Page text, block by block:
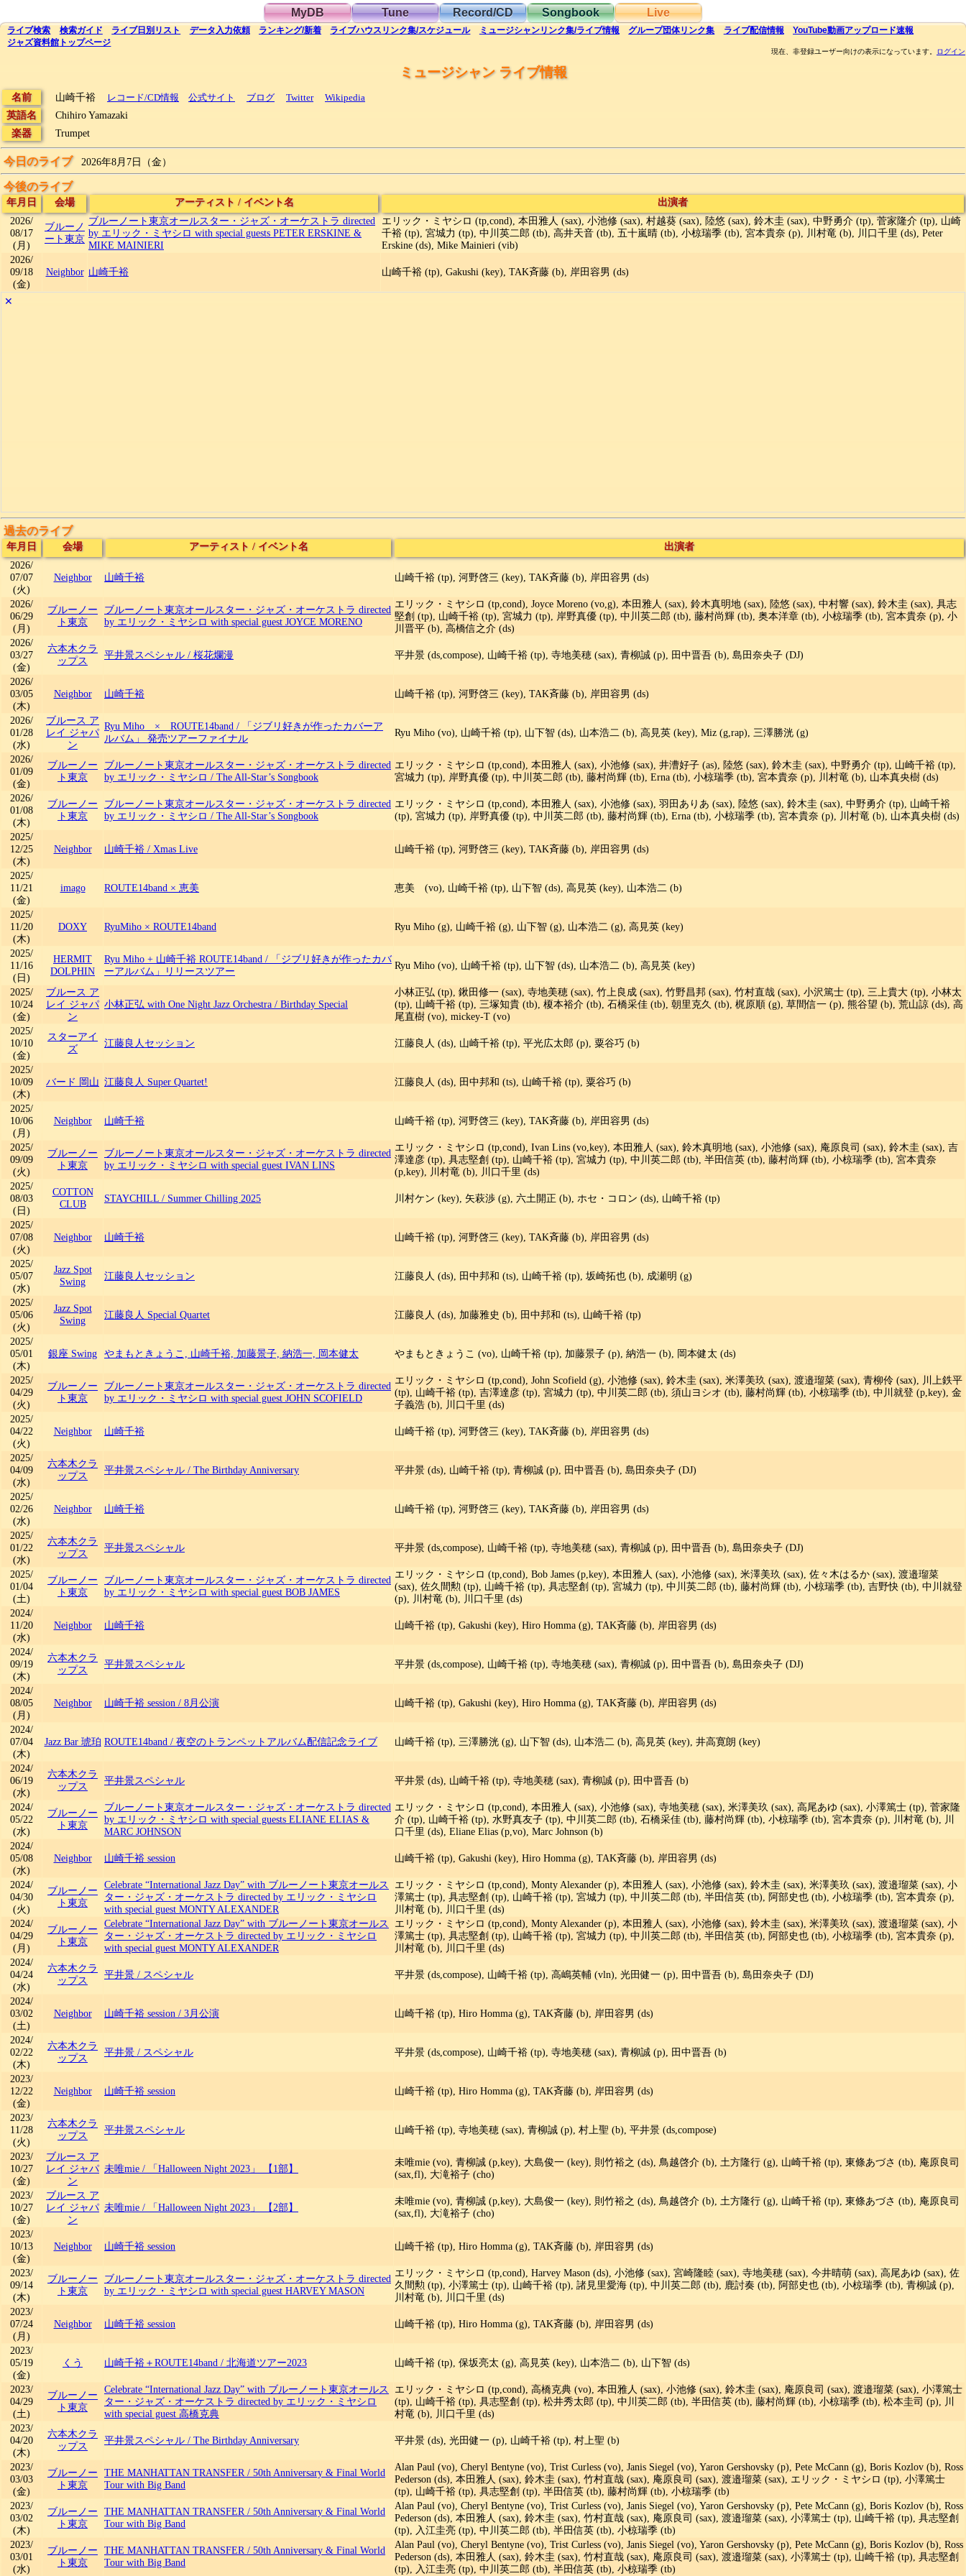
MyDB Tune Record/CD Songbook Live
ライブ検索 検索ガイド ライブ日別 リスト データ入力依頼 ランキング/新着 ライブハウス リンク集/スケジュール ミュージシャンリンク集/ライブ情報 グループ団体リンク集 ライブ配信情報 YouTube動画アップロード速報
ジャズ資料館 トップページ
現在、非登録ユーザー向けの表示になっています。 ログイン
ミュージシャン ライブ情報
名前 山崎千裕 レコード/CD情報 公式サイト ブログ Twitter Wikipedia
英語名
Chihiro Yamazaki
楽器
Trumpet
今日のライブ 2026年8月7日（金）
今後のライブ
年月日 会場 アーティスト / イベント名
出演者
2026/
08/17
(月)
ブルーノ
ート東京
ブルーノート東京オールスター・ジャズ・オーケストラ directed
by エリック・ミヤシロ with special guests PETER ERSKINE &
MIKE MAINIERI
エリック・ミヤシロ (tp,cond), 本田雅人 (sax), 小池修 (sax), 村越葵 (sax), 陸悠 (sax), 鈴木圭 (sax), 中野勇介 (tp), 菅家隆介 (tp), 山崎
千裕 (tp), 宮城力 (tp), 中川英二郎 (tb), 高井天音 (tb), 五十嵐晴 (tb), 小椋瑞季 (tb), 宮本貴奈 (p), 川村竜 (b), 川口千里 (ds), Peter
Erskine (ds), Mike Mainieri (vib)
2026/
09/18
(金)
Neighbor 山崎千裕 山崎千裕 (tp), Gakushi (key), TAK斉藤 (b), 岸田容男 (ds)
✕
過去のライブ
年月日 会場 アーティスト / イベント名
出演者
2026/
07/07
(火)
Neighbor 山崎千裕 山崎千裕 (tp), 河野啓三 (key), TAK斉藤 (b), 岸田容男 (ds)
2026/
06/29
(月)
ブルーノー
ト東京
ブルーノート東京オールスター・ジャズ・オーケストラ directed
by エリック・ミヤシロ with special guest JOYCE MORENO
エリック・ミヤシロ (tp,cond), Joyce Moreno (vo,g), 本田雅人 (sax), 鈴木真明地 (sax), 陸悠 (sax), 中村響 (sax), 鈴木圭 (sax), 具志
堅創 (tp), 山崎千裕 (tp), 宮城力 (tp), 岸野真優 (tp), 中川英二郎 (tb), 藤村尚輝 (tb), 奥本洋章 (tb), 小椋瑞季 (tb), 宮本貴奈 (p), 小
川晋平 (b), 高橋信之介 (ds)
2026/
03/27
(金)
六本木クラ
ップス
平井景スペシャル / 桜花爛漫 平井景 (ds,compose), 山崎千裕 (tp), 寺地美穂 (sax), 青柳誠 (p), 田中晋吾 (b), 島田奈央子 (DJ)
2026/
03/05
(木)
Neighbor 山崎千裕 山崎千裕 (tp), 河野啓三 (key), TAK斉藤 (b), 岸田容男 (ds)
2026/
01/28
(水)
ブルース ア
レイ ジャパ
ン
Ryu Miho × ROUTE14band /
「ジブリ好きが作ったカバーア
ルバム」 発売ツアーファイナル
Ryu Miho (vo), 山崎千裕 (tp), 山下智 (ds), 山本浩二 (b), 高見英 (key), Miz (g,rap), 三澤勝洸 (g)
2026/
01/09
(金)
ブルーノー
ト東京
ブルーノート東京オールスター・ジャズ・オーケストラ directed
by エリック・ミヤシロ / The All-Star’s Songbook
エリック・ミヤシロ (tp,cond), 本田雅人 (sax), 小池修 (sax), 井漕好子 (as), 陸悠 (sax), 鈴木圭 (sax), 中野勇介 (tp), 山崎千裕 (tp),
宮城力 (tp), 岸野真優 (tp), 中川英二郎 (tb), 藤村尚輝 (tb), Erna (tb), 小椋瑞季 (tb), 宮本貴奈 (p), 川村竜 (b), 山本真央樹 (ds)
2026/
01/08
(木)
ブルーノー
ト東京
ブルーノート東京オールスター・ジャズ・オーケストラ directed
by エリック・ミヤシロ / The All-Star’s Songbook
エリック・ミヤシロ (tp,cond), 本田雅人 (sax), 小池修 (sax), 羽田ありあ (sax), 陸悠 (sax), 鈴木圭 (sax), 中野勇介 (tp), 山崎千裕
(tp), 宮城力 (tp), 岸野真優 (tp), 中川英二郎 (tb), 藤村尚輝 (tb), Erna (tb), 小椋瑞季 (tb), 宮本貴奈 (p), 川村竜 (b), 山本真央樹 (ds)
2025/
12/25
(木)
Neighbor 山崎千裕 / Xmas Live 山崎千裕 (tp), 河野啓三 (key), TAK斉藤 (b), 岸田容男 (ds)
2025/
11/21
(金)
imago ROUTE14band × 恵美 恵美 (vo), 山崎千裕 (tp), 山下智 (ds), 高見英 (key), 山本浩二 (b)
2025/
11/20
(木)
DOXY RyuMiho × ROUTE14band Ryu Miho (g), 山崎千裕 (g), 山下智 (g), 山本浩二 (g), 高見英 (key)
2025/
11/16
(日)
HERMIT
DOLPHIN
Ryu Miho + 山崎千裕 ROUTE14band /
「ジブリ好きが作ったカバ
ーアルバム」リリースツアー
Ryu Miho (vo), 山崎千裕 (tp), 山下智 (ds), 山本浩二 (b), 高見英 (key)
2025/
10/24
(金)
ブルース ア
レイ ジャパ
ン
小林正弘 with One Night Jazz Orchestra / Birthday Special
小林正弘 (tp), 鍬田修一 (sax), 寺地美穂 (sax), 竹上良成 (sax), 竹野昌邦 (sax), 竹村直哉 (sax), 小沢篤士 (tp), 三上貴大 (tp), 小林太
(tp), 山崎千裕 (tp), 三塚知貴 (tb), 榎本裕介 (tb), 石橋采佳 (tb), 朝里克久 (tb), 梶原順 (g), 草間信一 (p), 熊谷望 (b), 荒山諒 (ds), 高
尾直樹 (vo), mickey-T (vo)
2025/
10/10
(金)
スターアイ
ズ
江藤良人セッション 江藤良人 (ds), 山崎千裕 (tp), 平光広太郎 (p), 粟谷巧 (b)
2025/
10/09
(木)
バード 岡山 江藤良人 Super Quartet! 江藤良人 (ds), 田中邦和 (ts), 山崎千裕 (tp), 粟谷巧 (b)
2025/
10/06
(月)
Neighbor 山崎千裕 山崎千裕 (tp), 河野啓三 (key), TAK斉藤 (b), 岸田容男 (ds)
2025/
09/09
(火)
ブルーノー
ト東京
ブルーノート東京オールスター・ジャズ・オーケストラ directed
by エリック・ミヤシロ with special guest IVAN LINS
エリック・ミヤシロ (tp,cond), Ivan Lins (vo,key), 本田雅人 (sax), 鈴木真明地 (sax), 小池修 (sax), 庵原良司 (sax), 鈴木圭 (sax), 吉
澤達彦 (tp), 具志堅創 (tp), 山崎千裕 (tp), 宮城力 (tp), 中川英二郎 (tb), 半田信英 (tb), 藤村尚輝 (tb), 小椋瑞季 (tb), 宮本貴奈
(p,key), 川村竜 (b), 川口千里 (ds)
2025/
08/03
(日)
COTTON
CLUB
STAYCHILL / Summer Chilling 2025 川村ケン (key), 矢萩渉 (g), 六土開正 (b), ホセ・コロン (ds), 山崎千裕 (tp)
2025/
07/08
(火)
Neighbor 山崎千裕 山崎千裕 (tp), 河野啓三 (key), TAK斉藤 (b), 岸田容男 (ds)
2025/
05/07
(水)
Jazz Spot
Swing
江藤良人セッション 江藤良人 (ds), 田中邦和 (ts), 山崎千裕 (tp), 坂崎拓也 (b), 成瀬明 (g)
2025/
05/06
(火)
Jazz Spot
Swing
江藤良人 Special Quartet 江藤良人 (ds), 加藤雅史 (b), 田中邦和 (ts), 山崎千裕 (tp)
2025/
05/01
(木)
銀座 Swing やまもときょうこ, 山崎千裕, 加藤景子, 納浩一, 岡本健太 やまもときょうこ (vo), 山崎千裕 (tp), 加藤景子 (p), 納浩一 (b), 岡本健太 (ds)
2025/
04/29
(火)
ブルーノー
ト東京
ブルーノート東京オールスター・ジャズ・オーケストラ directed
by エリック・ミヤシロ with special guest JOHN SCOFIELD
エリック・ミヤシロ (tp,cond), John Scofield (g), 小池修 (sax), 鈴木圭 (sax), 米澤美玖 (sax), 渡邉瑠菜 (sax), 青柳伶 (sax), 川上鉄平
(tp), 山崎千裕 (tp), 吉澤達彦 (tp), 宮城力 (tp), 中川英二郎 (tb), 須山ヨシオ (tb), 藤村尚輝 (tb), 小椋瑞季 (tb), 中川就登 (p,key), 金
子義浩 (b), 川口千里 (ds)
2025/
04/22
(火)
Neighbor 山崎千裕 山崎千裕 (tp), 河野啓三 (key), TAK斉藤 (b), 岸田容男 (ds)
2025/
04/09
(水)
六本木クラ
ップス
平井景スペシャル / The Birthday Anniversary 平井景 (ds), 山崎千裕 (tp), 青柳誠 (p), 田中晋吾 (b), 島田奈央子 (DJ)
2025/
02/26
(水)
Neighbor 山崎千裕 山崎千裕 (tp), 河野啓三 (key), TAK斉藤 (b), 岸田容男 (ds)
2025/
01/22
(水)
六本木クラ
ップス
平井景スペシャル 平井景 (ds,compose), 山崎千裕 (tp), 寺地美穂 (sax), 青柳誠 (p), 田中晋吾 (b), 島田奈央子 (DJ)
2025/
01/04
(土)
ブルーノー
ト東京
ブルーノート東京オールスター・ジャズ・オーケストラ directed
by エリック・ミヤシロ with special guest BOB JAMES
エリック・ミヤシロ (tp,cond), Bob James (p,key), 本田雅人 (sax), 小池修 (sax), 米澤美玖 (sax), 佐々木はるか (sax), 渡邉瑠菜
(sax), 佐久間勲 (tp), 山崎千裕 (tp), 具志堅創 (tp), 宮城力 (tp), 中川英二郎 (tb), 藤村尚輝 (tb), 小椋瑞季 (tb), 吉野快 (tb), 中川就登
(p), 川村竜 (b), 川口千里 (ds)
2024/
11/20
(水)
Neighbor 山崎千裕 山崎千裕 (tp), Gakushi (key), Hiro Homma (g), TAK斉藤 (b), 岸田容男 (ds)
2024/
09/19
(木)
六本木クラ
ップス
平井景スペシャル 平井景 (ds,compose), 山崎千裕 (tp), 寺地美穂 (sax), 青柳誠 (p), 田中晋吾 (b), 島田奈央子 (DJ)
2024/
08/05
(月)
Neighbor 山崎千裕 session / 8月公演 山崎千裕 (tp), Gakushi (key), Hiro Homma (g), TAK斉藤 (b), 岸田容男 (ds)
2024/
07/04
(木)
Jazz Bar 琥珀 ROUTE14band / 夜空のトランペットアルバム配信記念ライブ 山崎千裕 (tp), 三澤勝洸 (g), 山下智 (ds), 山本浩二 (b), 高見英 (key), 井高寛朗 (key)
2024/
06/19
(水)
六本木クラ
ップス
平井景スペシャル 平井景 (ds), 山崎千裕 (tp), 寺地美穂 (sax), 青柳誠 (p), 田中晋吾 (b)
2024/
05/22
(水)
ブルーノー
ト東京
ブルーノート東京オールスター・ジャズ・オーケストラ directed
by エリック・ミヤシロ with special guests ELIANE ELIAS &
MARC JOHNSON
エリック・ミヤシロ (tp,cond), 本田雅人 (sax), 小池修 (sax), 寺地美穂 (sax), 米澤美玖 (sax), 高尾あゆ (sax), 小澤篤士 (tp), 菅家隆
介 (tp), 山崎千裕 (tp), 水野真友子 (tp), 中川英二郎 (tb), 石橋采佳 (tb), 藤村尚輝 (tb), 小椋瑞季 (tb), 宮本貴奈 (p), 川村竜 (b), 川
口千里 (ds), Eliane Elias (p,vo), Marc Johnson (b)
2024/
05/08
(水)
Neighbor 山崎千裕 session 山崎千裕 (tp), Gakushi (key), Hiro Homma (g), TAK斉藤 (b), 岸田容男 (ds)
2024/
04/30
(火)
ブルーノー
ト東京
Celebrate “International Jazz Day” with ブルーノート東京オールス
ター・ジャズ・オーケストラ directed by エリック・ミヤシロ
with special guest MONTY ALEXANDER
エリック・ミヤシロ (tp,cond), Monty Alexander (p), 本田雅人 (sax), 小池修 (sax), 鈴木圭 (sax), 米澤美玖 (sax), 渡邉瑠菜 (sax), 小
澤篤士 (tp), 具志堅創 (tp), 山崎千裕 (tp), 宮城力 (tp), 中川英二郎 (tb), 半田信英 (tb), 阿部史也 (tb), 小椋瑞季 (tb), 宮本貴奈 (p),
川村竜 (b), 川口千里 (ds)
2024/
04/29
(月)
ブルーノー
ト東京
Celebrate “International Jazz Day” with ブルーノート東京オールス
ター・ジャズ・オーケストラ directed by エリック・ミヤシロ
with special guest MONTY ALEXANDER
エリック・ミヤシロ (tp,cond), Monty Alexander (p), 本田雅人 (sax), 小池修 (sax), 鈴木圭 (sax), 米澤美玖 (sax), 渡邉瑠菜 (sax), 小
澤篤士 (tp), 具志堅創 (tp), 山崎千裕 (tp), 宮城力 (tp), 中川英二郎 (tb), 半田信英 (tb), 阿部史也 (tb), 小椋瑞季 (tb), 宮本貴奈 (p),
川村竜 (b), 川口千里 (ds)
2024/
04/24
(水)
六本木クラ
ップス
平井景 / スペシャル 平井景 (ds,compose), 山崎千裕 (tp), 高嶋英輔 (vln), 光田健一 (p), 田中晋吾 (b), 島田奈央子 (DJ)
2024/
03/02
(土)
Neighbor 山崎千裕 session / 3月公演 山崎千裕 (tp), Hiro Homma (g), TAK斉藤 (b), 岸田容男 (ds)
2024/
02/22
(木)
六本木クラ
ップス
平井景 / スペシャル 平井景 (ds,compose), 山崎千裕 (tp), 寺地美穂 (sax), 青柳誠 (p), 田中晋吾 (b)
2023/
12/22
(金)
Neighbor 山崎千裕 session 山崎千裕 (tp), Hiro Homma (g), TAK斉藤 (b), 岸田容男 (ds)
2023/
11/28
(火)
六本木クラ
ップス
平井景スペシャル 山崎千裕 (tp), 寺地美穂 (sax), 青柳誠 (p), 村上聖 (b), 平井景 (ds,compose)
2023/
10/27
(金)
ブルース ア
レイ ジャパ
ン
未唯mie / 「Halloween Night 2023」 【1部】
未唯mie (vo), 青柳誠 (p,key), 大島俊一 (key), 則竹裕之 (ds), 鳥越啓介 (b), 土方隆行 (g), 山崎千裕 (tp), 東條あづさ (tb), 庵原良司
(sax,fl), 大滝裕子 (cho)
2023/
10/27
(金)
ブルース ア
レイ ジャパ
ン
未唯mie / 「Halloween Night 2023」 【2部】
未唯mie (vo), 青柳誠 (p,key), 大島俊一 (key), 則竹裕之 (ds), 鳥越啓介 (b), 土方隆行 (g), 山崎千裕 (tp), 東條あづさ (tb), 庵原良司
(sax,fl), 大滝裕子 (cho)
2023/
10/13
(金)
Neighbor 山崎千裕 session 山崎千裕 (tp), Hiro Homma (g), TAK斉藤 (b), 岸田容男 (ds)
2023/
09/14
(木)
ブルーノー
ト東京
ブルーノート東京オールスター・ジャズ・オーケストラ directed
by エリック・ミヤシロ with special guest HARVEY MASON
エリック・ミヤシロ (tp,cond), Harvey Mason (ds), 小池修 (sax), 宮崎隆睦 (sax), 寺地美穂 (sax), 今井晴萌 (sax), 高尾あゆ (sax), 佐
久間勲 (tp), 小澤篤士 (tp), 山崎千裕 (tp), 諸見里愛海 (tp), 中川英二郎 (tb), 鹿討奏 (tb), 阿部史也 (tb), 小椋瑞季 (tb), 青柳誠 (p),
川村竜 (b), 川口千里 (ds)
2023/
07/24
(月)
Neighbor 山崎千裕 session 山崎千裕 (tp), Hiro Homma (g), TAK斉藤 (b), 岸田容男 (ds)
2023/
05/19
(金)
くう 山崎千裕＋ROUTE14band / 北海道ツアー2023 山崎千裕 (tp), 保坂亮太 (g), 高見英 (key), 山本浩二 (b), 山下智 (ds)
2023/
04/29
(土)
ブルーノー
ト東京
Celebrate “International Jazz Day” with ブルーノート東京オールス
ター・ジャズ・オーケストラ directed by エリック・ミヤシロ
with special guest 高橋克典
エリック・ミヤシロ (tp,cond), 高橋克典 (vo), 本田雅人 (sax), 小池修 (sax), 鈴木圭 (sax), 庵原良司 (sax), 渡邉瑠菜 (sax), 小澤篤士
(tp), 山崎千裕 (tp), 具志堅創 (tp), 松井秀太郎 (tp), 中川英二郎 (tb), 半田信英 (tb), 藤村尚輝 (tb), 小椋瑞季 (tb), 松本圭司 (p), 川
村竜 (b), 川口千里 (ds)
2023/
04/20
(木)
六本木クラ
ップス
平井景スペシャル / The Birthday Anniversary 平井景 (ds), 光田健一 (p), 山崎千裕 (tp), 村上聖 (b)
2023/
03/03
(金)
ブルーノー
ト東京
THE MANHATTAN TRANSFER/ 50th Anniversary & Final World
Tour with Big Band
Alan Paul (vo), Cheryl Bentyne (vo), Trist Curless (vo), Janis Siegel (vo), Yaron Gershovsky (p), Pete McCann (g), Boris Kozlov (b), Ross
Pederson (ds), 本田雅人 (sax), 鈴木圭 (sax), 竹村直哉 (sax), 庵原良司 (sax), 渡邉瑠菜 (sax), エリック・ミヤシロ (tp), 小澤篤士
(tp), 山崎千裕 (tp), 具志堅創 (tp), 半田信英 (tb), 藤村尚輝 (tb), 小椋瑞季 (tb)
2023/
03/02
(木)
ブルーノー
ト東京
THE MANHATTAN TRANSFER/ 50th Anniversary & Final World
Tour with Big Band
Alan Paul (vo), Cheryl Bentyne (vo), Trist Curless (vo), Janis Siegel (vo), Yaron Gershovsky (p), Pete McCann (g), Boris Kozlov (b), Ross
Pederson (ds), 本田雅人 (sax), 鈴木圭 (sax), 竹村直哉 (sax), 庵原良司 (sax), 渡邉瑠菜 (sax), 小澤篤士 (tp), 山崎千裕 (tp), 具志堅創
(tp), 入江圭亮 (tp), 中川英二郎 (tb), 半田信英 (tb), 小椋瑞季 (tb)
2023/
03/01
(水)
ブルーノー
ト東京
THE MANHATTAN TRANSFER/ 50th Anniversary & Final World
Tour with Big Band
Alan Paul (vo), Cheryl Bentyne (vo), Trist Curless (vo), Janis Siegel (vo), Yaron Gershovsky (p), Pete McCann (g), Boris Kozlov (b), Ross
Pederson (ds), 本田雅人 (sax), 鈴木圭 (sax), 竹村直哉 (sax), 庵原良司 (sax), 渡邉瑠菜 (sax), 小澤篤士 (tp), 山崎千裕 (tp), 具志堅創
(tp), 入江圭亮 (tp), 中川英二郎 (tb), 半田信英 (tb), 小椋瑞季 (tb)